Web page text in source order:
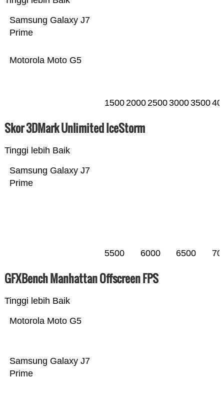
Motorola Moto G5
Samsung Galaxy J7
Prime
15002000250030003500
Skor 3DMark Unlimited IceStorm
Tinggi lebih Baik
Samsung Galaxy J7
Prime
5500 6000 6500
GFXBench Manhattan Offscreen FPS
Tinggi lebih Baik
Samsung Galaxy J7
Prime
Motorola Moto G5